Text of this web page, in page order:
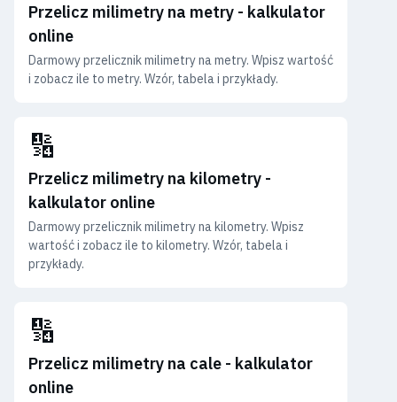
Przelicz milimetry na metry - kalkulator
online
Darmowy przelicznik milimetry na metry. Wpisz wartość
i zobacz ile to metry. Wzór, tabela i przykłady.
🔢
Przelicz milimetry na kilometry -
kalkulator online
Darmowy przelicznik milimetry na kilometry. Wpisz
wartość i zobacz ile to kilometry. Wzór, tabela i
przykłady.
🔢
Przelicz milimetry na cale - kalkulator
online